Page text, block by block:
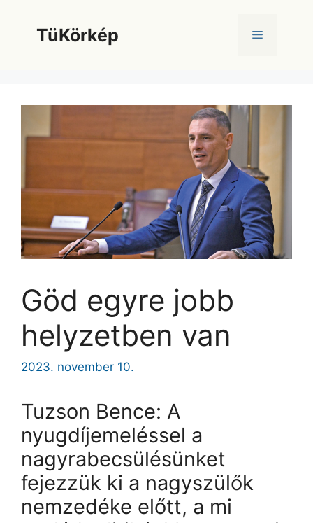
tartalombaTüKörkép Menü
Göd egyre jobb
helyzetben van
2023. november 10.
Tuzson Bence: A
nyugdíjemeléssel a
nagyrabecsülésünket
fejezzük ki a nagyszülők
nemzedéke előtt, a mi